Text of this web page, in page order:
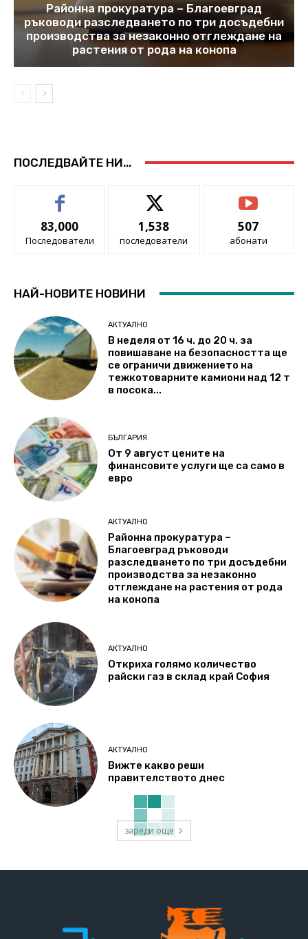
Районна прокуратура – Благоевград
ръководи разследването по три досъдебни
производства за незаконно отглеждане на
растения от рода на конопа
ПОСЛЕДВАЙТЕ НИ...
83,000
Последователи
1,538
последователи
507
абонати
НАЙ-НОВИТЕ НОВИНИ
АКТУАЛНО
В неделя от 16 ч. до 20 ч. за
повишаване на безопасността ще
се ограничи движението на
тежкотоварните камиони над 12 т
в посока...
БЪЛГАРИЯ
От 9 август цените на
финансовите услуги ще са само в
евро
АКТУАЛНО
Районна прокуратура –
Благоевград ръководи
разследването по три досъдебни
производства за незаконно
отглеждане на растения от рода
на конопа
АКТУАЛНО
Откриха голямо количество
райски газ в склад край София
АКТУАЛНО
Вижте какво реши
правителството днес
зареди още